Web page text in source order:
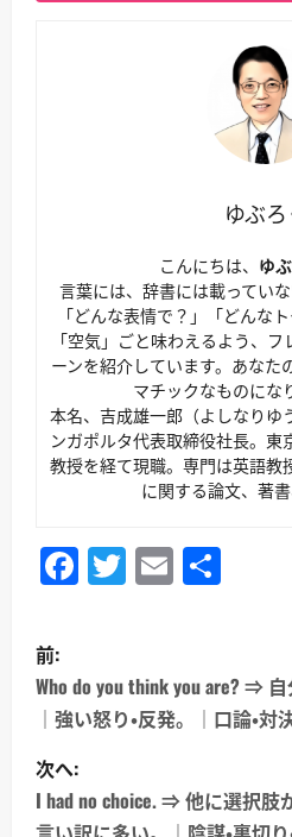
ゆぶろ
こんにちは、 ゆ
言葉には、辞書には載ってい
「どんな表情で？」「どんな
「空気」ごと味わえるよう、
ーンを紹介しています。あなた
マチックなものにな
本名、吉成雄一郎（よしなりゆ
ンガポルタ代表取締役社長。東
教授を経て現職。専門は英語教
に関する論文、著書
Facebook
Twitter
Email
投
稿
ナ
ビ
前:
Who do you think you are? ⇒
｜強い怒り・反発。｜口論・対
次へ:
I had no choice. ⇒ 他に選択